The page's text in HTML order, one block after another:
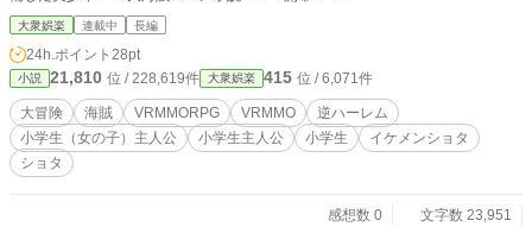
大衆娯楽 連載中 長編
24h.ポイント 28pt
小説 21,810 位 / 228,619件 大衆娯楽 415 位 / 6,071件
大冒険 海賊 VRMMORPG VRMMO
逆ハーレム
小学生（女の子）主人公
小学生主人公 小学生
イケメンショタ
ショタ
感想数 0
文字数 23,951